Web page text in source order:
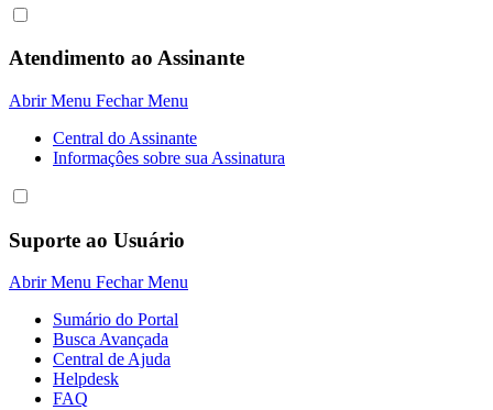
Atendimento ao Assinante
Abrir Menu Fechar Menu
Central do Assinante
Informaçôes sobre sua Assinatura
Suporte ao Usuário
Abrir Menu Fechar Menu
Sumário do Portal
Busca Avançada
Central de Ajuda
Helpdesk
FAQ